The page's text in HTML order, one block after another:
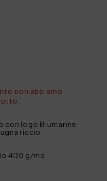
non abbiamo
con logo Blumarine
riccio.
400 g/mq